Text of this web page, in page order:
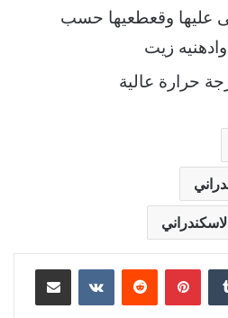
عليها وقعطعيها حسب
زيت
حرارة عالية
بينتيريست مشاركة عبر البريد